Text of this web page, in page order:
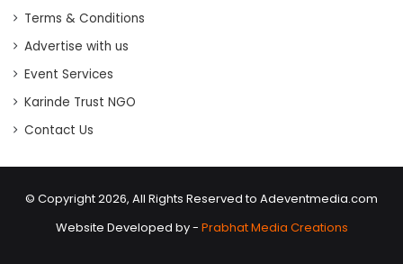
Terms & Conditions
Advertise with us
Event Services
Karinde Trust NGO
Contact Us
© Copyright 2026, All Rights Reserved to Adeventmedia.com
Website Developed by - Prabhat Media Creations